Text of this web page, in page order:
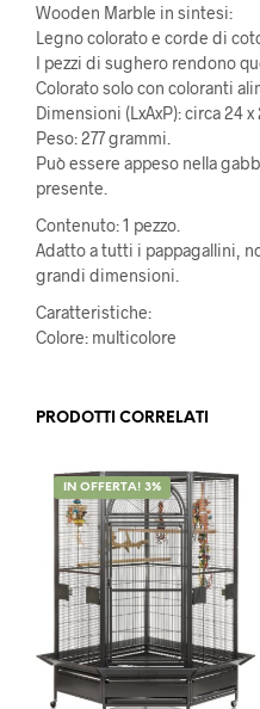
Wooden Marble in sintesi:
Legno colorato e corde di
I pezzi di sughero rendono
Colorato solo con coloranti
Dimensioni (LxAxP): circa 24 x
Peso: 277 grammi.
Può essere appeso nella
presente.
Contenuto: 1 pezzo.
Adatto a tutti i pappagallini,
grandi dimensioni.
Caratteristiche:
Colore: multicolore
PRODOTTI CORRELATI
IN OFFERTA! 3%